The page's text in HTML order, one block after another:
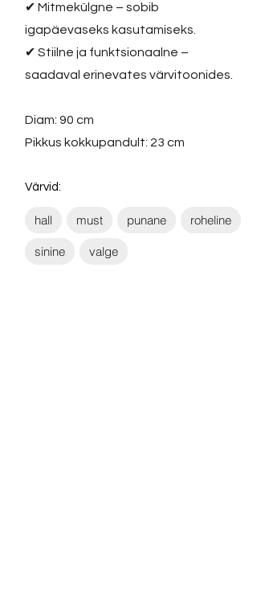
✔ Mitmekülgne – sobib
igapäevaseks kasutamiseks.
✔ Stiilne ja funktsionaalne –
saadaval erinevates värvitoonides.
Diam: 90 cm
Pikkus kokkupandult: 23 cm
Värvid:
hall must punane roheline
sinine valge